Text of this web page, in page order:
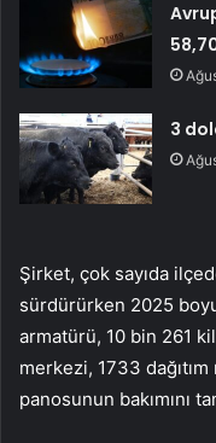
3
Şirket, çok sayıda
sürdürürken 2025
armatürü, 10 bin 261
merkezi, 1733
panosunun bakımını